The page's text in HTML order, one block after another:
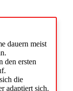
dauern meist
den ersten
die
adaptiert sich.